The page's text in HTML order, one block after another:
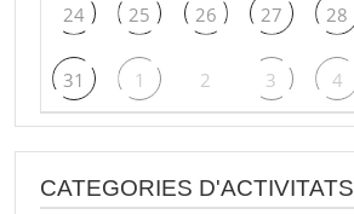
24 25 26 27 28
31 1 2 3 4
CATEGORIES D'ACTIVITATS